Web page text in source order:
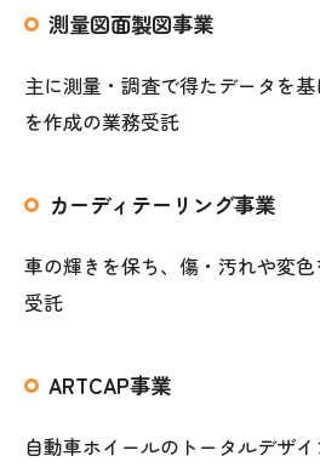
測量図面製図事業
主に測量・調査で得たデータを
を作成の業務受託
カーディテーリング事業
車の輝きを保ち、傷・汚れや変
受託
ARTCAP事業
自動車ホイールのトータルデザ